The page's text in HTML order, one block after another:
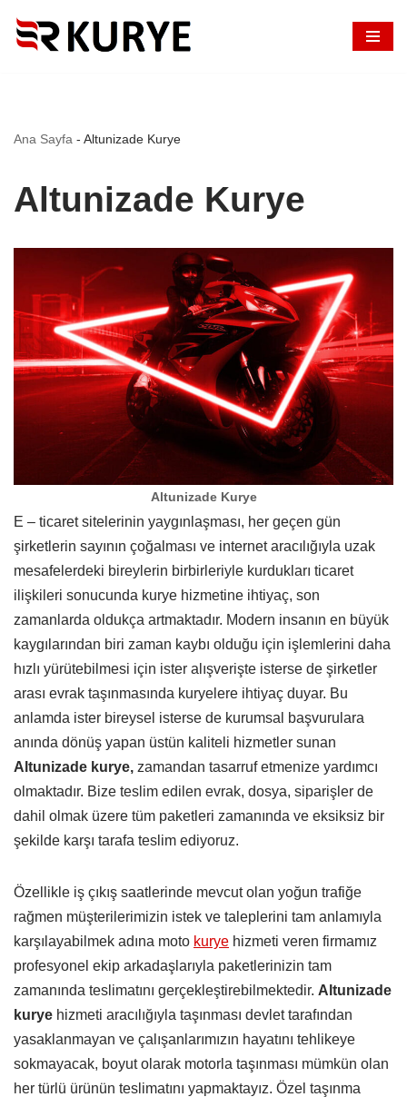
İçeriğe
Ana Sayfa - Altunizade Kurye
Altunizade Kurye
Altunizade Kurye
E – ticaret sitelerinin yaygınlaşması, her geçen gün
şirketlerin sayının çoğalması ve internet aracılığıyla uzak
mesafelerdeki bireylerin birbirleriyle kurdukları ticaret
ilişkileri sonucunda kurye hizmetine ihtiyaç, son
zamanlarda oldukça artmaktadır. Modern insanın en büyük
kaygılarından biri zaman kaybı olduğu için işlemlerini daha
hızlı yürütebilmesi için ister alışverişte isterse de şirketler
arası evrak taşınmasında kuryelere ihtiyaç duyar. Bu
anlamda ister bireysel isterse de kurumsal başvurulara
anında dönüş yapan üstün kaliteli hizmetler sunan
Altunizade kurye, zamandan tasarruf etmenize yardımcı
olmaktadır. Bize teslim edilen evrak, dosya, siparişler de
dahil olmak üzere tüm paketleri zamanında ve eksiksiz bir
şekilde karşı tarafa teslim ediyoruz.
Özellikle iş çıkış saatlerinde mevcut olan yoğun trafiğe
rağmen müşterilerimizin istek ve taleplerini tam anlamıyla
karşılayabilmek adına moto kurye hizmeti veren firmamız
profesyonel ekip arkadaşlarıyla paketlerinizin tam
zamanında teslimatını gerçekleştirebilmektedir. Altunizade
kurye hizmeti aracılığıyla taşınması devlet tarafından
yasaklanmayan ve çalışanlarımızın hayatını tehlikeye
sokmayacak, boyut olarak motorla taşınması mümkün olan
her türlü ürünün teslimatını yapmaktayız. Özel taşınma